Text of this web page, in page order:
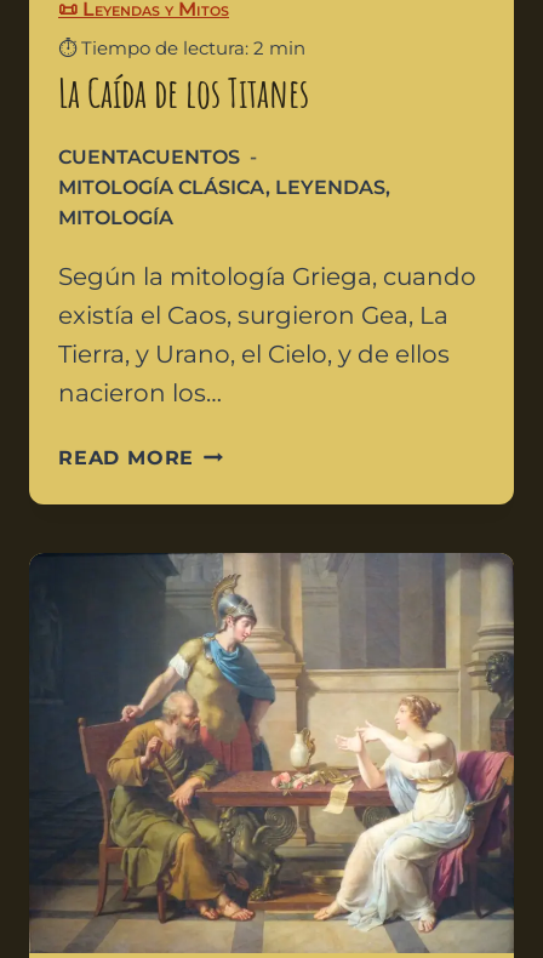
📜 Leyendas y Mitos
⏱️ Tiempo de lectura: 2 min
La Caída de los Titanes
CUENTACUENTOS
MITOLOGÍA CLÁSICA, LEYENDAS,
MITOLOGÍA
Según la mitología Griega, cuando
existía el Caos, surgieron Gea, La
Tierra, y Urano, el Cielo, y de ellos
nacieron los…
READ MORE